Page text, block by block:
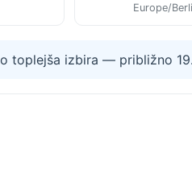
Europe/
toplejša izbira — približno